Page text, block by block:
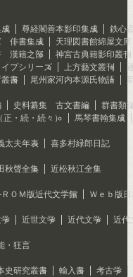
尊経閣善本影印集成
鉄心
俳書集成
天理図書館綿屋文
漢籍之部
神宮古典籍影印叢刊
プシリーズ
上方藝文叢刊
書
尾州家河内本源氏物語
史料纂集 古文書編
群書類
正・続・続々）
馬琴書翰集成
太夫年表
喜多村緑郎日記
秋聲全集
近松秋江全集
ＯＭ版近代文学館
Ｗｅｂ版
近世文学 近代文学
近代
・狂言
史研究叢書 輸入書
考古学